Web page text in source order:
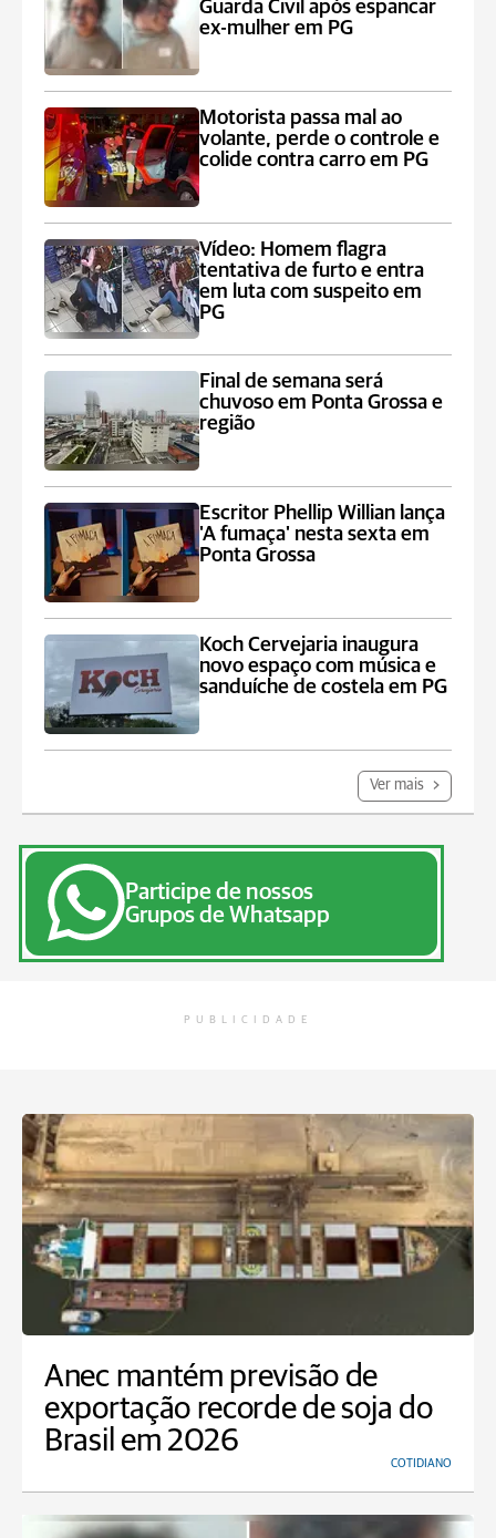
Guarda Civil após espancar
ex-mulher em PG
Motorista passa mal ao
volante, perde o controle e
colide contra carro em PG
Vídeo: Homem flagra
tentativa de furto e entra
em luta com suspeito em
PG
Final de semana será
chuvoso em Ponta Grossa e
região
Escritor Phellip Willian lança
'A fumaça' nesta sexta em
Ponta Grossa
Koch Cervejaria inaugura
novo espaço com música e
sanduíche de costela em PG
Ver mais
Participe de nossos
Grupos de Whatsapp
PUBLICIDADE
Anec mantém previsão de
exportação recorde de soja do
Brasil em 2026
COTIDIANO